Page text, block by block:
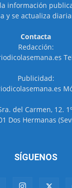
información
y se actualiza
Contacta
Redacción:
Publicidad:
del Carmen, 12.
Dos Hermanas
SÍGUENOS